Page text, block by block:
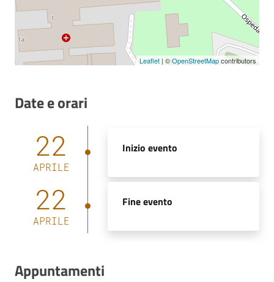
Leaflet | ©OpenStreetMapcontributors
Date e orari
22
APRILE
Inizio evento
22
APRILE
Fine evento
Appuntamenti